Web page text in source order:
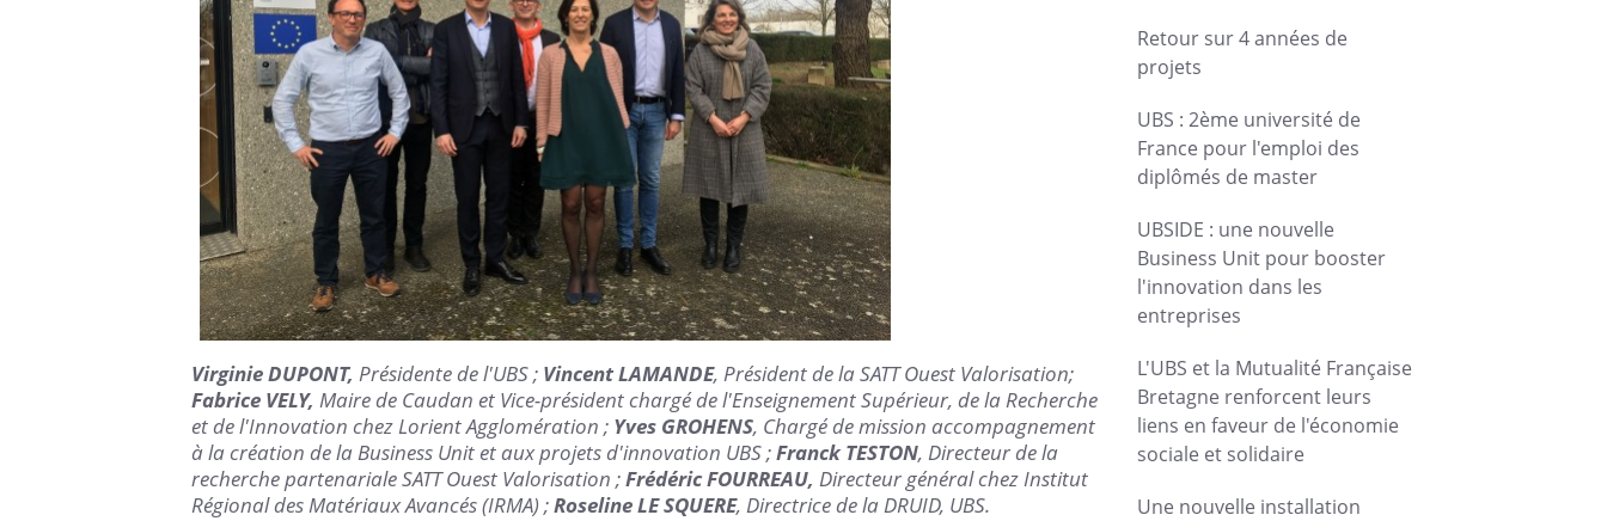
Virginie DUPONT, Présidente de l'UBS ; Vincent LAMANDE, Président de la SATT Ouest Valorisation;
Fabrice VELY, Maire de Caudan et Vice-président chargé de l'Enseignement Supérieur, de la Recherche
et de l'Innovation chez Lorient Agglomération ; Yves GROHENS, Chargé de mission accompagnement
à la création de la Business Unit et aux projets d'innovation UBS ;Franck TESTON, Directeur de la
recherche partenariale SATT Ouest Valorisation ;Frédéric FOURREAU, Directeur général chez Institut
Régional des Matériaux Avancés (IRMA) ;Roseline LE SQUERE, Directrice de la DRUID, UBS.
Retour sur 4 années de
projets
UBS : 2ème université de
France pour l'emploi des
diplômés de master
UBSIDE : une nouvelle
Business Unit pour booster
l'innovation dans les
entreprises
L'UBS et la Mutualité Française
Bretagne renforcent leurs
liens en faveur de l'économie
sociale et solidaire
Une nouvelle installation